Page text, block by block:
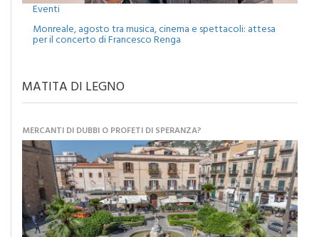
Eventi
Monreale, agosto tra musica, cinema e spettacoli: attesa
per il concerto di Francesco Renga
MATITA DI LEGNO
MERCANTI DI DUBBI O PROFETI DI SPERANZA?